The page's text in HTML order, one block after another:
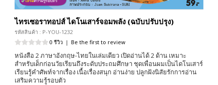
ไทรเซอราทอปส์ ไดโนเสาร์จอมพลัง (ฉบับปรับปรุง)
รหัสสินค้า : P-YOU-1232
0 รีวิว | Be the first to review
หนังสือ 2 ภาษาอังกฤษ-ไทยในเล่มเดียว เปิดอ่านได้ 2 ด้าน เหมาะ
สำหรับเด็กก่อนวัยเรียนถึงระดับประถมศึกษา ชุดเพื่อนผมเป็นไดโนเสาร์
เรียนรู้คำศัพท์จากเรื่อง เนื้อเรื่องสนุก อ่านง่าย ปลูกฝังนิสัยรักการอ่าน
เสริมความรู้รอบตัว